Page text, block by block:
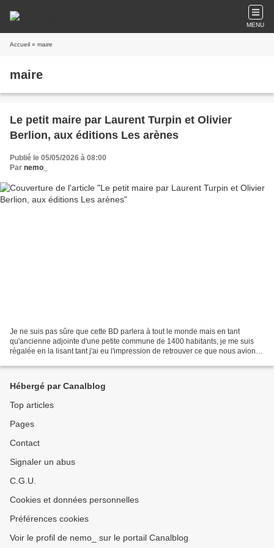
MENU
Accueil » maire
maire
Le petit maire par Laurent Turpin et Olivier
Berlion, aux éditions Les arènes
Publié le 05/05/2026 à 08:00
Par nemo_
Je ne suis pas sûre que cette BD parlera à tout le monde mais en tant
qu'ancienne adjointe d'une petite commune de 1400 habitants, je me suis
régalée en la lisant tant j'ai eu l'impression de retrouver ce que nous avions
Hébergé par Canalblog
Top articles
Pages
Contact
Signaler un abus
C.G.U.
Cookies et données personnelles
Préférences cookies
Voir le profil de nemo_ sur le portail Canalblog